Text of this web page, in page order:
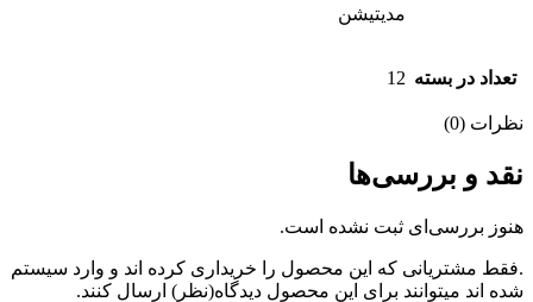
مدیتیشن
تعداد در بسته 12
نظرات (0)
نقد و بررسی‌ها
هنوز بررسی‌ای ثبت نشده است.
.فقط مشتریانی که این محصول را خریداری کرده اند و وارد سیستم
شده اند میتوانند برای این محصول دیدگاه(نظر) ارسال کنند.